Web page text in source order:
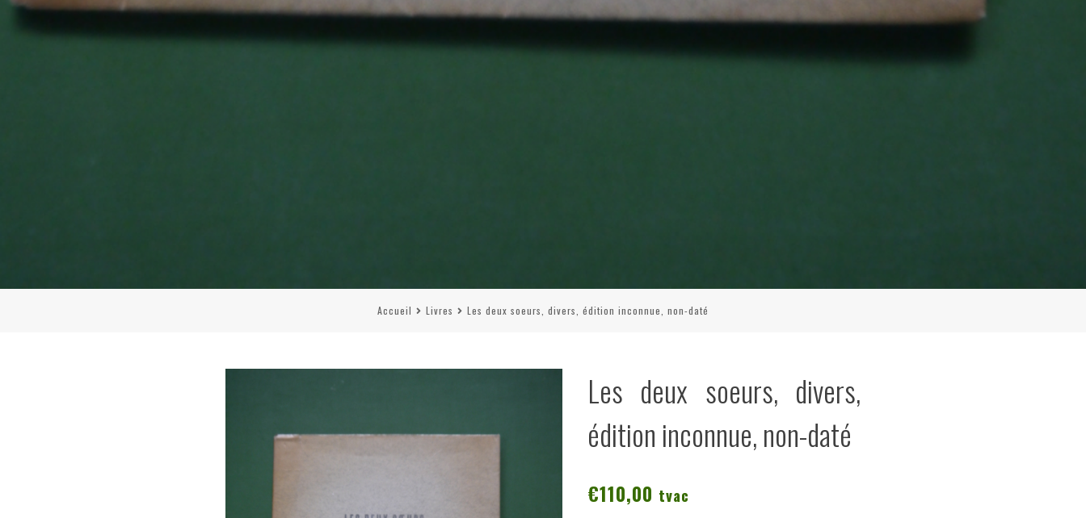
Accueil Livres Les deux soeurs, divers, édition inconnue, non-daté
Les deux soeurs, divers,
édition inconnue, non-daté
€110,00 tvac